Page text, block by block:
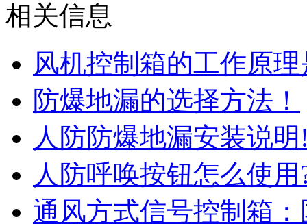
相关信息
风机控制箱的工作原
防爆地漏的选择方法！
人防防爆地漏安装说
人防呼唤按钮怎么使用
通风方式信号控制箱